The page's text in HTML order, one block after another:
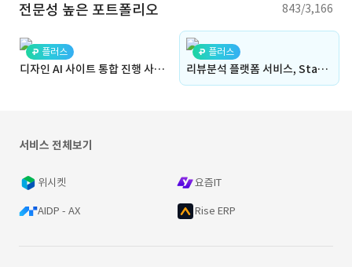
전문성 높은 포트폴리오 843/3,166
플러스
디자인 AI 사이트 통합 진행 사이트
플러스
리뷰분석 플랫폼 서비스, StayLog+
서비스 전체보기
위시켓 요즘IT
AIDP - AX Rise ERP